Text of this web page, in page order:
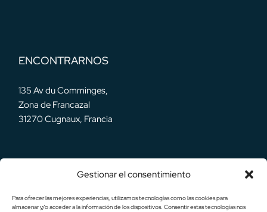
Gestionar el consentimiento
Para ofrecer las mejores experiencias, utilizamos tecnologías como las cookies para
almacenar y/o acceder a la información de los dispositivos. Consentir estas tecnologías nos
ENCONTRARNOS
135 Av du Comminges,
Zona de Francazal
31270 Cugnaux, Francia
NUESTRAS REDES